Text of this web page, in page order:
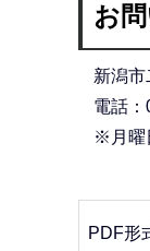
お
新潟
電話
※月曜
PDF形